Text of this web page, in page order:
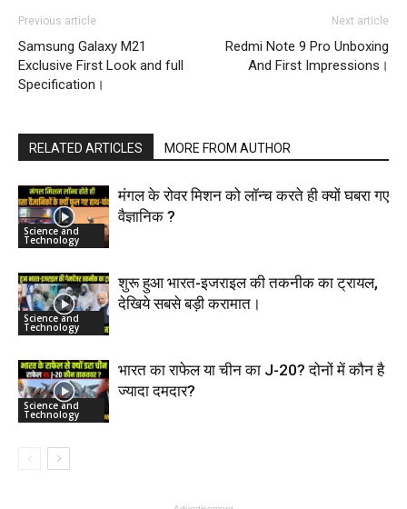
Previous article
Samsung Galaxy M21
Exclusive First Look and full
Specification।
Next article
Redmi Note 9 Pro Unboxing
And First Impressions।
RELATED ARTICLES MORE FROM AUTHOR
Science and
Technology
मंगल के रोवर मिशन को लॉन्च करते ही क्यों घबरा गए
वैज्ञानिक ?
Science and
Technology
शुरू हुआ भारत-इजराइल की तकनीक का ट्रायल,
देखिये सबसे बड़ी करामात।
Science and
Technology
भारत का राफेल या चीन का J-20? दोनों में कौन है
ज्यादा दमदार?